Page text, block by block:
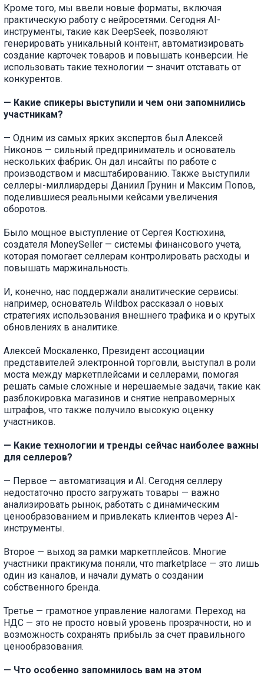
Кроме того, мы ввели новые форматы, включая
практическую работу с нейросетями. Сегодня AI-
инструменты, такие как DeepSeek, позволяют
генерировать уникальный контент, автоматизировать
создание карточек товаров и повышать конверсии. Не
использовать такие технологии — значит отставать от
конкурентов.
— Какие спикеры выступили и чем они запомнились
участникам?
— Одним из самых ярких экспертов был Алексей
Никонов — сильный предприниматель и основатель
нескольких фабрик. Он дал инсайты по работе с
производством и масштабированию. Также выступили
селлеры-миллиардеры Даниил Грунин и Максим Попов,
поделившиеся реальными кейсами увеличения
оборотов.
Было мощное выступление от Сергея Костюхина,
создателя MoneySeller — системы финансового учета,
которая помогает селлерам контролировать расходы и
повышать маржинальность.
И, конечно, нас поддержали аналитические сервисы:
например, основатель Wildbox рассказал о новых
стратегиях использования внешнего трафика и о крутых
обновлениях в аналитике.
Алексей Москаленко, Президент ассоциации
представителей электронной торговли, выступал в роли
моста между маркетплейсами и селлерами, помогая
решать самые сложные и нерешаемые задачи, такие как
разблокировка магазинов и снятие неправомерных
штрафов, что также получило высокую оценку
участников.
— Какие технологии и тренды сейчас наиболее важны
для селлеров?
— Первое — автоматизация и AI. Сегодня селлеру
недостаточно просто загружать товары — важно
анализировать рынок, работать с динамическим
ценообразованием и привлекать клиентов через AI-
инструменты.
Второе — выход за рамки маркетплейсов. Многие
участники практикума поняли, что marketplace — это лишь
один из каналов, и начали думать о создании
собственного бренда.
Третье — грамотное управление налогами. Переход на
НДС — это не просто новый уровень прозрачности, но и
возможность сохранять прибыль за счет правильного
ценообразования.
— Что особенно запомнилось вам на этом